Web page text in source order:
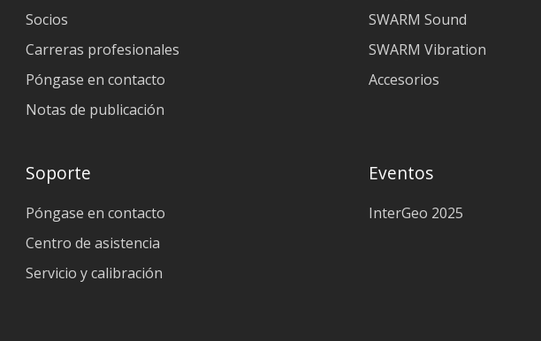
Socios
Carreras profesionales
Póngase en contacto
Notas de publicación
SWARM Sound
SWARM Vibration
Accesorios
Soporte
Póngase en contacto
Centro de asistencia
Servicio y calibración
Eventos
InterGeo 2025